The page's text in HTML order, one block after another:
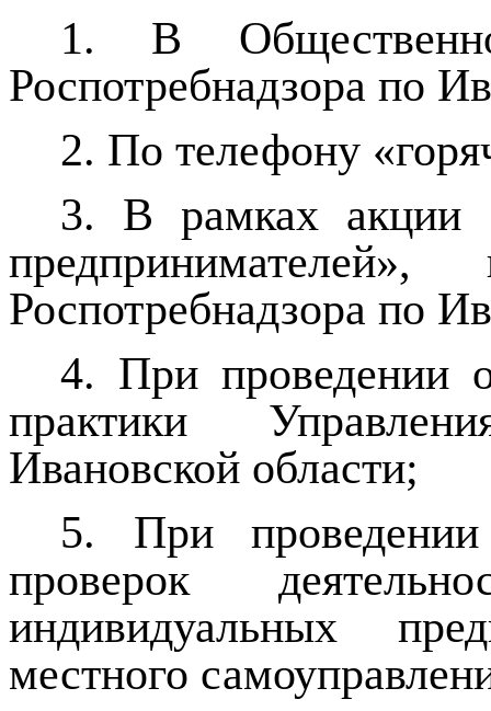
1. В
Роспотребнадзора по
2. По телефону
3. В рамках акции
Роспотребнадзора по
4. При проведении
практики
Ивановской области;
5. При
проверок
индивидуальных
местного